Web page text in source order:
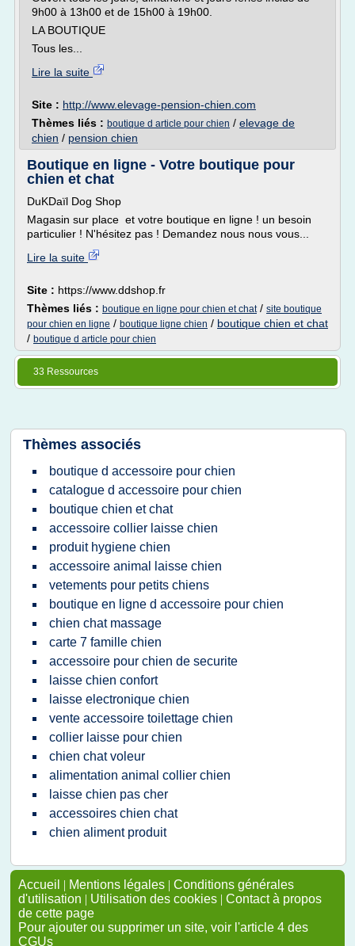
9h00 à 13h00 et de 15h00 à 19h00.
LA BOUTIQUE
Tous les...
Lire la suite
Site : http://www.elevage-pension-chien.com
Thèmes liés : boutique d article pour chien / elevage de
chien / pension chien
Boutique en ligne - Votre boutique pour
chien et chat
DuKDaïl Dog Shop
Magasin sur place et votre boutique en ligne ! un besoin
particulier ! N'hésitez pas ! Demandez nous nous vous...
Lire la suite
Site : https://www.ddshop.fr
Thèmes liés : boutique en ligne pour chien et chat/ site boutique
pour chien en ligne / boutique ligne chien / boutique chien et chat
/ boutique d article pour chien
33 Ressources
Thèmes associés
boutique d accessoire pour chien
catalogue d accessoire pour chien
boutique chien et chat
accessoire collier laisse chien
produit hygiene chien
accessoire animal laisse chien
vetements pour petits chiens
boutique en ligne d accessoire pour chien
chien chat massage
carte 7 famille chien
accessoire pour chien de securite
laisse chien confort
laisse electronique chien
vente accessoire toilettage chien
collier laisse pour chien
chien chat voleur
alimentation animal collier chien
laisse chien pas cher
accessoires chien chat
chien aliment produit
Accueil | Mentions légales | Conditions générales
d'utilisation | Utilisation des cookies | Contact à propos
de cette page
Pour ajouter ou supprimer un site, voir l'article 4 des
CGUs